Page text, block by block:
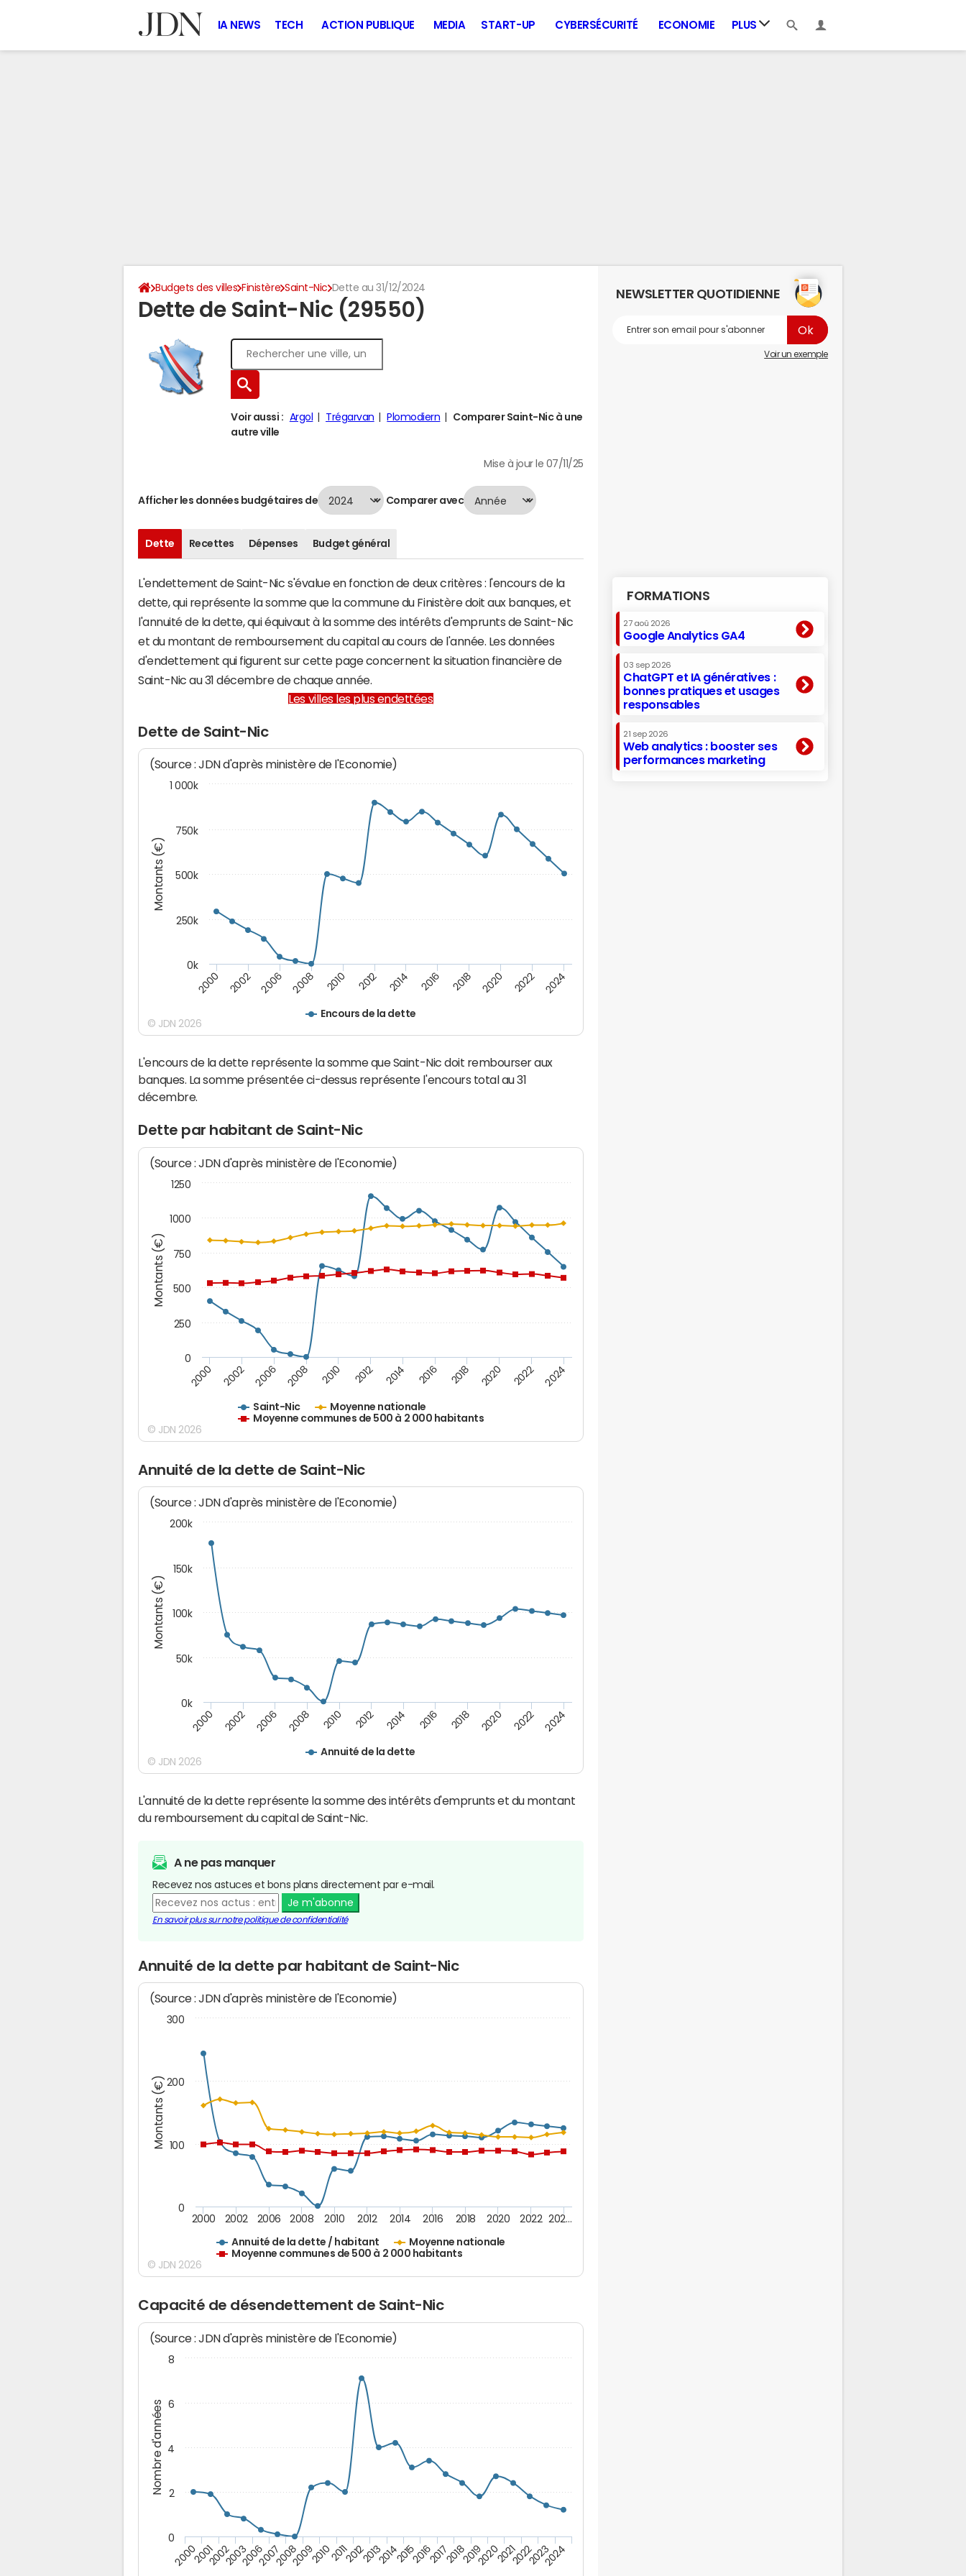
IA NEWS TECH ACTION PUBLIQUE MEDIA START-UP CYBERSÉCURITÉ ECONOMIE PLUS
Budgets des villes Finistère Saint-Nic Dette au 31/12/2024
Dette de Saint-Nic (29550)
Voir aussi : Argol Trégarvan Plomodiern
Comparer Saint-Nic à une
autre ville
Mise à jour le 07/11/25
Afficher les données budgétaires de Comparer avec
Dette Recettes Dépenses Budget général
L'endettement de Saint-Nic s'évalue en fonction de deux critères : l'encours de la
dette, qui représente la somme que la commune du Finistère doit aux banques, et
l'annuité de la dette, qui équivaut à la somme des intérêts d'emprunts de Saint-Nic
et du montant de remboursement du capital au cours de l'année. Les données
d'endettement qui figurent sur cette page concernent la situation financière de
Saint-Nic au 31 décembre de chaque année.
Les villes les plus endettées
Dette de Saint-Nic
Montants (€)
(Source : JDN d'après ministère de l'Economie)
Encours de la dette
2000 2002 2006 2008 2010 2012 2014 2016 2018 2020 2022 2024
0k
250k
500k
750k
1 000k
© JDN 2026
L'encours de la dette représente la somme que Saint-Nic doit rembourser aux
banques. La somme présentée ci-dessus représente l'encours total au 31
décembre.
Dette par habitant de Saint-Nic
Montants (€)
(Source : JDN d'après ministère de l'Economie)
Saint-Nic
Moyenne nationale
Moyenne communes de 500 à 2 000 habitants
2000 2002 2006 2008 2010 2012 2014 2016 2018 2020 2022 2024
0
250
500
750
1000
1250
© JDN 2026
Annuité de la dette de Saint-Nic
Montants (€)
(Source : JDN d'après ministère de l'Economie)
Annuité de la dette
2000 2002 2006 2008 2010 2012 2014 2016 2018 2020 2022 2024
0k
50k
100k
150k
200k
© JDN 2026
L'annuité de la dette représente la somme des intérêts d'emprunts et du montant
du remboursement du capital de Saint-Nic.
A ne pas manquer
Recevez nos astuces et bons plans directement par e-mail.
Je m'abonne
En savoir plus sur notre politique de confidentialité
Annuité de la dette par habitant de Saint-Nic
Montants (€)
(Source : JDN d'après ministère de l'Economie)
Annuité de la dette / habitant
Moyenne nationale
Moyenne communes de 500 à 2 000 habitants
2000 2002 2006 2008 2010 2012 2014 2016 2018 2020 2022 202…
0
100
200
300
© JDN 2026
Capacité de désendettement de Saint-Nic
Nombre d'années
(Source : JDN d'après ministère de l'Economie)
20002001200220032006200720082009201020112012201320142015201620172018201920202021202220232024
0
2
4
6
8
NEWSLETTER QUOTIDIENNE
Voir un exemple
FORMATIONS
27 aoû 2026
Google Analytics GA4
03 sep 2026
ChatGPT et IA génératives :
bonnes pratiques et usages
responsables
21 sep 2026
Web analytics : booster ses
performances marketing